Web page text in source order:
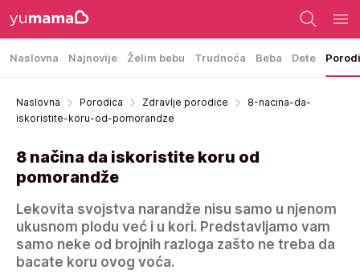
Naslovna Najnovije Želim bebu Trudnoća Beba Dete
Naslovna Porodica Zdravlje porodice
8-nacina-da-
iskoristite-koru-od-pomorandze
8 načina da iskoristite koru od
pomorandže
Lekovita svojstva narandže nisu samo u njenom
ukusnom plodu već i u kori. Predstavljamo vam
samo neke od brojnih razloga zašto ne treba da
bacate koru ovog voća.